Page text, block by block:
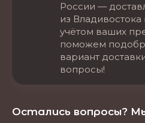
России —
из Владивостока
учётом ваших
поможем
вариант
вопросы!
Остались вопросы?